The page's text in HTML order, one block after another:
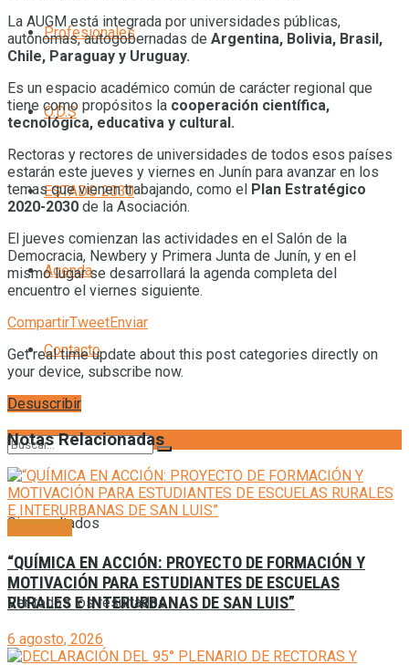
Profesionales
O.D.S
ESTADO 2030
Agenda
Contacto
Sin resultados
Ver todos los resultados
La AUGM está integrada por universidades públicas,
autónomas, autogobernadas de Argentina, Bolivia, Brasil,
Chile, Paraguay y Uruguay.
Es un espacio académico común de carácter regional que
tiene como propósitos la cooperación científica,
tecnológica, educativa y cultural.
Rectoras y rectores de universidades de todos esos países
estarán este jueves y viernes en Junín para avanzar en los
temas que vienen trabajando, como el
Plan Estratégico
2020-2030 de la Asociación.
El jueves comienzan las actividades en el Salón de la
Democracia, Newbery y Primera Junta de Junín, y en el
mismo lugar se desarrollará la agenda completa del
encuentro el viernes siguiente.
CompartirTweetEnviar
Get real time update about this post categories directly on
your device, subscribe now.
Desuscribir
Notas Relacionadas
“QUÍMICA EN ACCIÓN: PROYECTO DE FORMACIÓN Y
MOTIVACIÓN PARA ESTUDIANTES DE ESCUELAS
RURALES E INTERURBANAS DE SAN LUIS”
6 agosto, 2026